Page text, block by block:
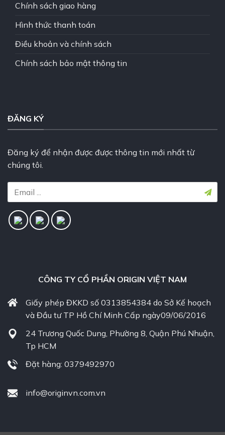
Chính sách giao hàng
Hình thức thanh toán
Điều khoản và chính sách
Chính sách bảo mật thông tin
ĐĂNG KÝ
Đăng ký để nhận được được thông tin mới nhất từ
chúng tôi.
CÔNG TY CỔ PHẦN ORIGIN VIỆT NAM
Giấy phép ĐKKD số 0313854384 do Sở Kế hoạch
và Đầu tư TP Hồ Chí Minh Cấp ngày09/06/2016
24 Trương Quốc Dung, Phường 8, Quận Phú Nhuận,
Tp HCM
Đặt hàng: 0379492970
info@originvn.com.vn